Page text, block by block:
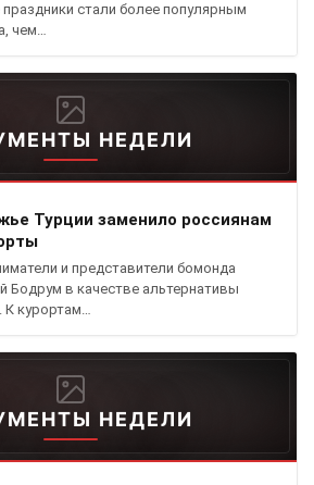
стали более популярным
чем…
НЕДЕЛИ
Турции заменило россиянам
и представители бомонда
Бодрум в качестве альтернативы
курортам…
НЕДЕЛИ